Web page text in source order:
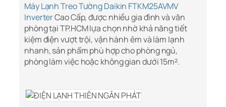
Máy Lạnh Treo Tường Daikin FTKM25AVMV
InverterCao Cấp, được nhiều gia đình và văn
phòng tại TP.HCM lựa chọn nhờ khả năng tiết
kiệm điện vượt trội, vận hành êm và làm lạnh
nhanh, sản phẩm phù hợp cho phòng ngủ,
phòng làm việc hoặc không gian dưới 15m².